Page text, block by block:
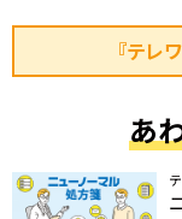
『テレ
あ